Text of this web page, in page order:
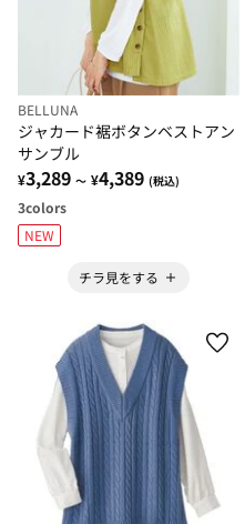
BELLUNA
ジャカード裾ボタンベストアン
サンブル
¥3,289 ～ ¥4,389 (税込)
3colors
NEW
チラ見をする